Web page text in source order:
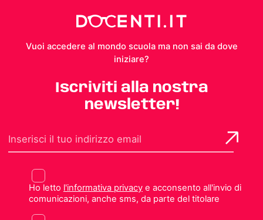
Vuoi accedere al mondo scuola ma non sai da dove
iniziare?
Iscriviti alla nostra
newsletter!
Ho letto l'informativa privacye acconsento all'invio di
comunicazioni, anche sms, da parte del titolare